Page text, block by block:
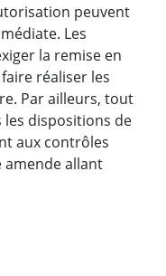
peuvent
Les
la remise en
réaliser les
Par ailleurs, tout
dispositions de
aux contrôles
amende allant